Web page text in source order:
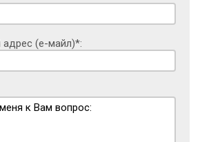
(е-майл)*: